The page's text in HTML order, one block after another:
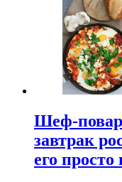
Шеф-
завтрак
его